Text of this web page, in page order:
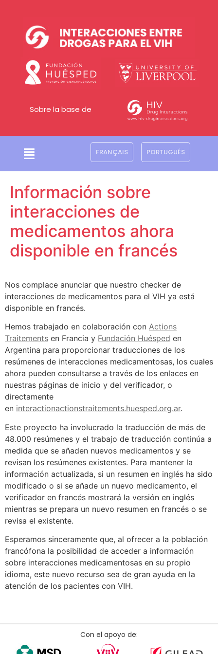
Sobre la base de
FRANÇAIS PORTUGUÊS
Información sobre
interacciones de
medicamentos ahora
disponible en francés
Nos complace anunciar que nuestro checker de
interacciones de medicamentos para el VIH ya está
disponible en francés.
Hemos trabajado en colaboración con Actions
Traitements en Francia y Fundación Huésped en
Argentina para proporcionar traducciones de los
resúmenes de interacciones medicamentosas, los cuales
ahora pueden consultarse a través de los enlaces en
nuestras páginas de inicio y del verificador, o
directamente
en interactionactionstraitements.huesped.org.ar.
Este proyecto ha involucrado la traducción de más de
48.000 resúmenes y el trabajo de traducción continúa a
medida que se añaden nuevos medicamentos y se
revisan los resúmenes existentes. Para mantener la
información actualizada, si un resumen en inglés ha sido
modificado o si se añade un nuevo medicamento, el
verificador en francés mostrará la versión en inglés
mientras se prepara un nuevo resumen en francés o se
revisa el existente.
Esperamos sinceramente que, al ofrecer a la población
francófona la posibilidad de acceder a información
sobre interacciones medicamentosas en su propio
idioma, este nuevo recurso sea de gran ayuda en la
atención de los pacientes con VIH.
Con el apoyo de: